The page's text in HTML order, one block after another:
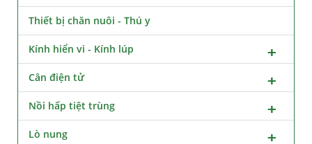
Thiết bị chăn nuôi - Thú y
Kính hiển vi - Kính lúp
Cân điện tử
Nồi hấp tiệt trùng
Lò nung